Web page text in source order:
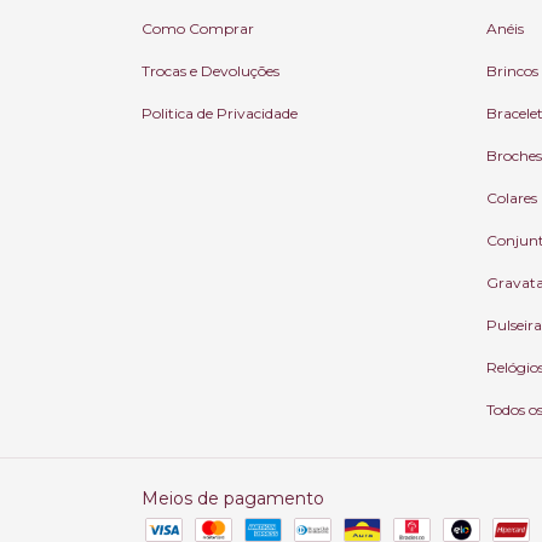
Como Comprar
Trocas e Devoluções
Politica de Privacidade
Anéis
Brincos
Broches
Colares
Todos
Meios de pagamento